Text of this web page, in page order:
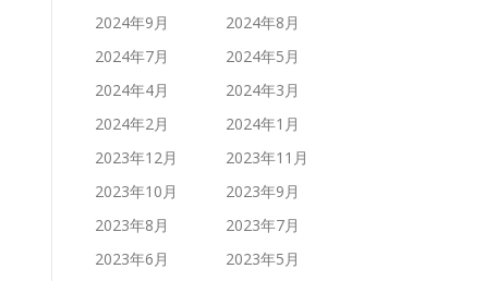
2024年9月
2024年8月
2024年7月
2024年5月
2024年4月
2024年3月
2024年2月
2024年1月
2023年12月
2023年11月
2023年10月
2023年9月
2023年8月
2023年7月
2023年6月
2023年5月